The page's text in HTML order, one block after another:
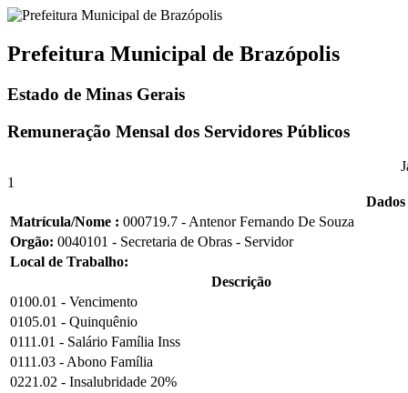
Prefeitura Municipal de Brazópolis
Estado de Minas Gerais
Remuneração Mensal dos Servidores Públicos
1
Matrícula/Nome : 000719.7 - Antenor Fernando De Souza
Orgão: 0040101 - Secretaria de Obras - Servidor
Local de Trabalho:
Descrição
0100.01 - Vencimento
0105.01 - Quinquênio
0111.01 - Salário Família Inss
0111.03 - Abono Família
0221.02 - Insalubridade 20%